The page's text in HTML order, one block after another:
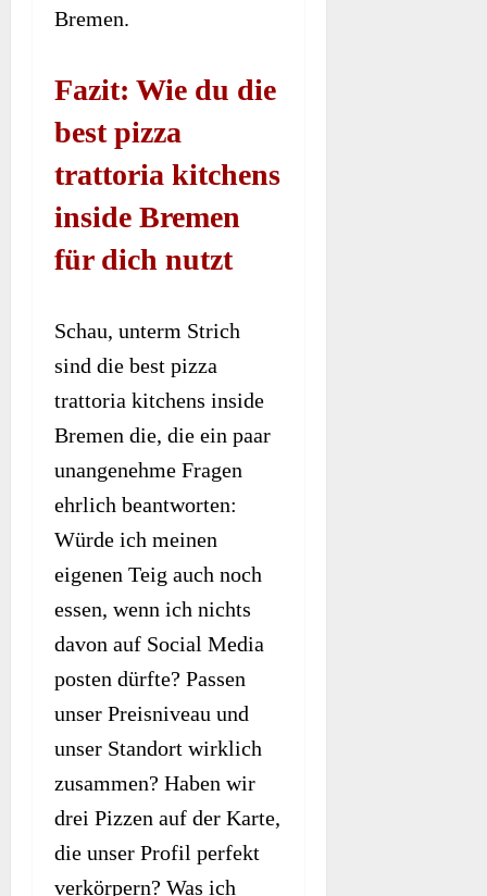
Bremen.
Fazit: Wie du die
best pizza
trattoria kitchens
inside Bremen
für dich nutzt
Schau, unterm Strich
sind die best pizza
trattoria kitchens inside
Bremen die, die ein paar
unangenehme Fragen
ehrlich beantworten:
Würde ich meinen
eigenen Teig auch noch
essen, wenn ich nichts
davon auf Social Media
posten dürfte? Passen
unser Preisniveau und
unser Standort wirklich
zusammen? Haben wir
drei Pizzen auf der Karte,
die unser Profil perfekt
verkörpern? Was ich